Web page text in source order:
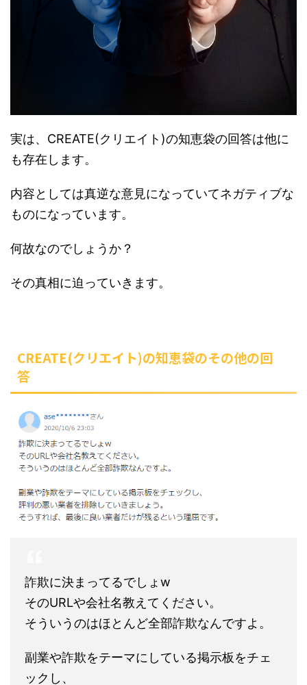
実は、CREATE(クリエイト)の知恵袋の回答は他に
も存在します。
内容としては真逆な意見になっていてネガティブな
ものになっています。
何故なのでしょうか？
その真相に迫っていきます。
CREATE(クリエイト)の知恵袋のその他の回
答
詐欺に決まってるでしょw
そのURLや会社名教えてください。
そういうのはほとんど全部詐欺なんですよ。
副業や詐欺をテーマにしている掲示板をチェ
ックし、